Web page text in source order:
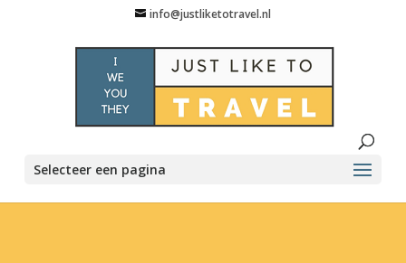
info@justliketotravel.nl
Selecteer een pagina